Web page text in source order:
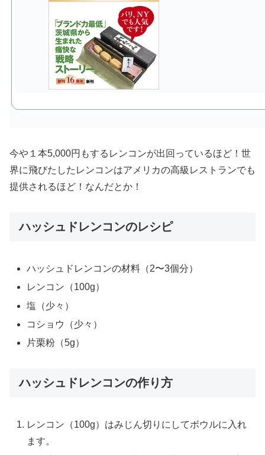
今や１本5,000円もするレンコンが出回っているほど！世
界に飛びたしたレンコンはアメリカの高級レストランでも
提供されるほど！なんだとか！
ハッシュドレンコンのレシピ
ハッシュドレンコンの材料（2〜3個分）
レンコン（100g）
塩（少々）
コショウ（少々）
片栗粉（5g）
ハッシュドレンコンの作り方
レンコン（100g）はみじん切りにしてボウルに入れ
ます。